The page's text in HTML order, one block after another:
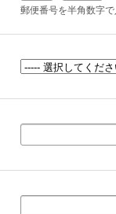
郵便番号を半角数字